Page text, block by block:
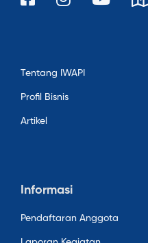
Tentang IWAPI
Profil Bisnis
Artikel
Informasi
Pendaftaran Anggota